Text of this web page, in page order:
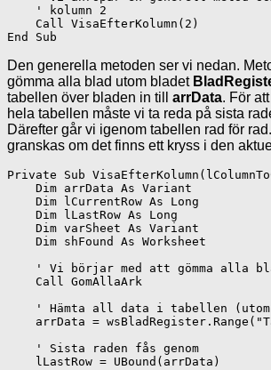
    ' kolumn 2
    Call VisaEfterKolumn(2)
Den generella metoden ser vi nedan.
gömma alla blad utom bladet
tabellen över bladen in till arrData. För
hela tabellen måste vi ta reda på sista
Därefter går vi igenom tabellen rad för
granskas om det finns ett kryss i den
Private Sub
    Dim arrData As Variant
    Dim lCurrentRow As Long
    Dim lLastRow As Long
    Dim varSheet As Variant
    Dim shFound As Worksheet
' Vi börjar med att gömma alla
    Call GomAllaArk
' Hämta all data i tabellen
arrData =
    ' Sista raden fås genom
    lLastRow = UBound(arrData)